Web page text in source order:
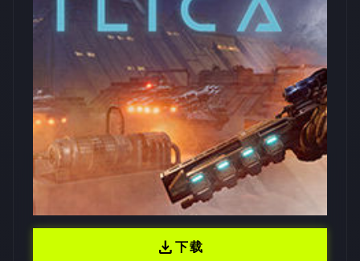
download下载